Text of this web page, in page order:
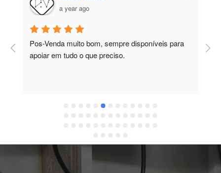
a year ago
Pos-Venda muito bom, sempre disponíveis para
apoiar em tudo o que preciso.